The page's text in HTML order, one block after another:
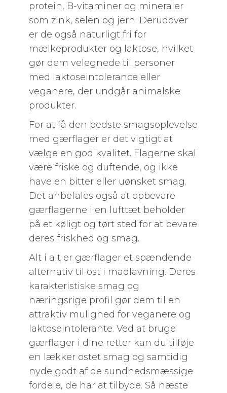
protein, B-vitaminer og mineraler
som zink, selen og jern. Derudover
er de også naturligt fri for
mælkeprodukter og laktose, hvilket
gør dem velegnede til personer
med laktoseintolerance eller
veganere, der undgår animalske
produkter.
For at få den bedste smagsoplevelse
med gærflager er det vigtigt at
vælge en god kvalitet. Flagerne skal
være friske og duftende, og ikke
have en bitter eller uønsket smag.
Det anbefales også at opbevare
gærflagerne i en lufttæt beholder
på et køligt og tørt sted for at bevare
deres friskhed og smag.
Alt i alt er gærflager et spændende
alternativ til ost i madlavning. Deres
karakteristiske smag og
næringsrige profil gør dem til en
attraktiv mulighed for veganere og
laktoseintolerante. Ved at bruge
gærflager i dine retter kan du tilføje
en lækker ostet smag og samtidig
nyde godt af de sundhedsmæssige
fordele, de har at tilbyde. Så næste